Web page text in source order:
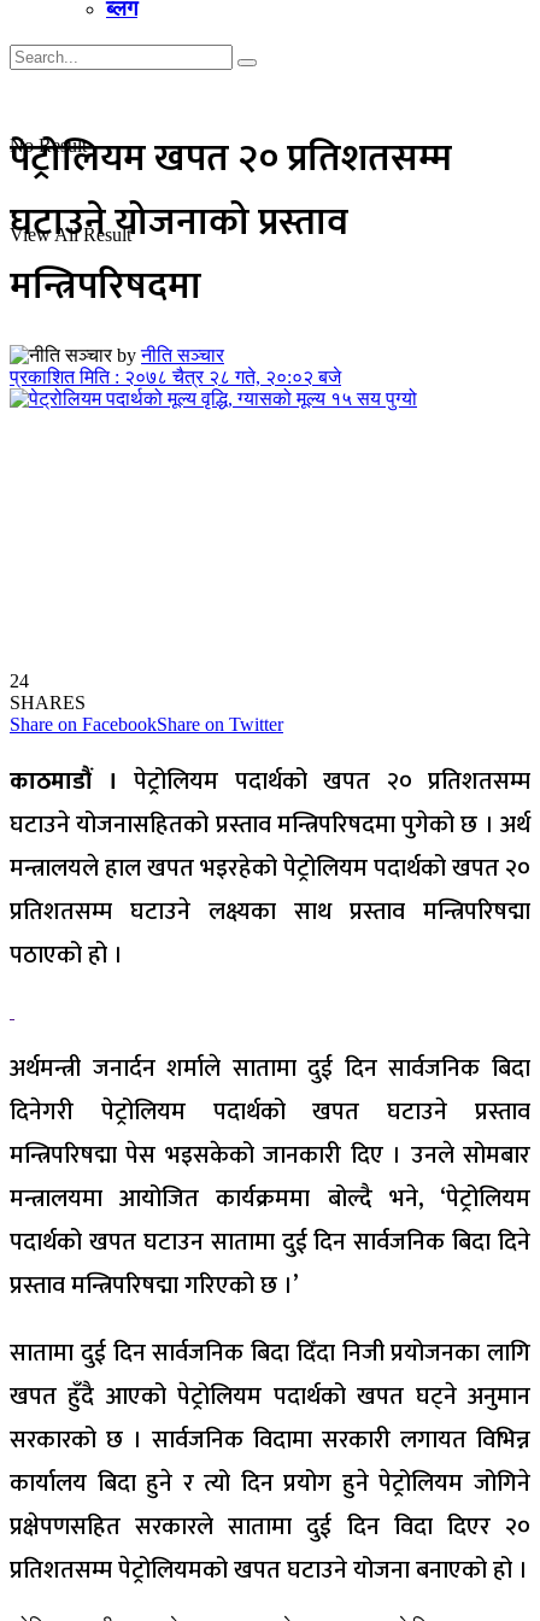
ब्लग
No Result
View All Result
पेट्रोलियम खपत २० प्रतिशतसम्म
घटाउने योजनाको प्रस्ताव
मन्त्रिपरिषदमा
by नीति सञ्चार
प्रकाशित मिति : २०७८ चैत्र २८ गते, २०:०२ बजे
24
SHARES
Share on FacebookShare on Twitter
काठमाडौं । पेट्रोलियम पदार्थको खपत २० प्रतिशतसम्म
घटाउने योजनासहितको प्रस्ताव मन्त्रिपरिषदमा पुगेको छ । अर्थ
मन्त्रालयले हाल खपत भइरहेको पेट्रोलियम पदार्थको खपत २०
प्रतिशतसम्म घटाउने लक्ष्यका साथ प्रस्ताव मन्त्रिपरिषद्मा
पठाएको हो ।
अर्थमन्त्री जनार्दन शर्माले सातामा दुई दिन सार्वजनिक बिदा
दिनेगरी पेट्रोलियम पदार्थको खपत घटाउने प्रस्ताव
मन्त्रिपरिषद्मा पेस भइसकेको जानकारी दिए । उनले सोमबार
मन्त्रालयमा आयोजित कार्यक्रममा बोल्दै भने, ‘पेट्रोलियम
पदार्थको खपत घटाउन सातामा दुई दिन सार्वजनिक बिदा दिने
प्रस्ताव मन्त्रिपरिषद्मा गरिएको छ ।’
सातामा दुई दिन सार्वजनिक बिदा दिँदा निजी प्रयोजनका लागि
खपत हुँदै आएको पेट्रोलियम पदार्थको खपत घट्ने अनुमान
सरकारको छ । सार्वजनिक विदामा सरकारी लगायत विभिन्न
कार्यालय बिदा हुने र त्यो दिन प्रयोग हुने पेट्रोलियम जोगिने
प्रक्षेपणसहित सरकारले सातामा दुई दिन विदा दिएर २०
प्रतिशतसम्म पेट्रोलियमको खपत घटाउने योजना बनाएको हो ।